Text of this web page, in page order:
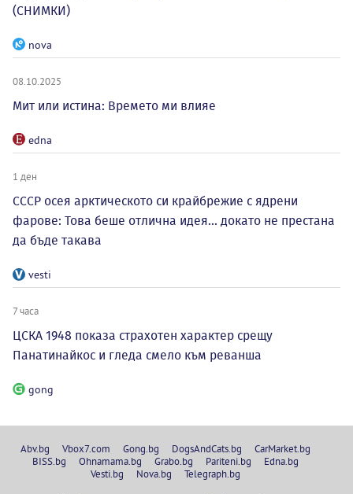
(СНИМКИ)
nova
08.10.2025
Мит или истина: Времето ми влияе
edna
1 ден
СССР осея арктическото си крайбрежие с ядрени
фарове: Това беше отлична идея... докато не престана
да бъде такава
vesti
7 часа
ЦСКА 1948 показа страхотен характер срещу
Панатинайкос и гледа смело към реванша
gong
Abv.bg Vbox7.com Gong.bg DogsAndCats.bg
CarMarket.bg
BISS.bg
Ohnamama.bg Grabo.bg Pariteni.bg
Edna.bg
Vesti.bg
Nova.bg Telegraph.bg